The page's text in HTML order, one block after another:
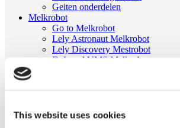
This website uses cookies
Geiten onderdelen
Melkrobot
Go to Melkrobot
Lely Astronaut Melkrobot
Lely Discovery Mestrobot
DeLaval VMS Melkrobot
Koeborstel